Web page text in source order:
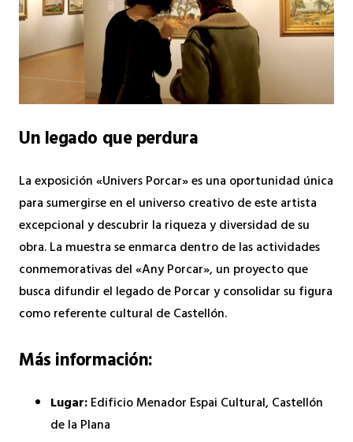
Un legado que perdura
La exposición «Univers Porcar» es una oportunidad única
para sumergirse en el universo creativo de este artista
excepcional y descubrir la riqueza y diversidad de su
obra. La muestra se enmarca dentro de las actividades
conmemorativas del «Any Porcar», un proyecto que
busca difundir el legado de Porcar y consolidar su figura
como referente cultural de Castellón.
Más información:
Lugar:Edificio Menador Espai Cultural, Castellón
de la Plana